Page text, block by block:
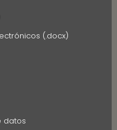
(.docx)
datos